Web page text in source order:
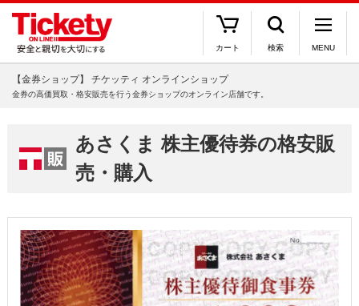
カート 検索 MENU
【金券ショップ】 チケッティ オンラインショップ
金券の高価買取・格安販売を行う金券ショップのオンライン店舗です。
あさくま 株主優待券の格安販
売・購入